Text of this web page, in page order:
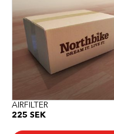
AIRFILTER
225 SEK